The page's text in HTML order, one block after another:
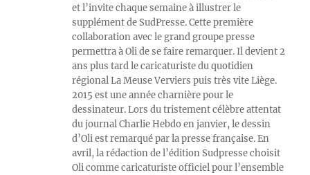
et l’invite chaque semaine à illustrer le
supplément de SudPresse. Cette première
collaboration avec le grand groupe presse
permettra à Oli de se faire remarquer. Il devient 2
ans plus tard le caricaturiste du quotidien
régional La Meuse Verviers puis très vite Liège.
2015 est une année charnière pour le
dessinateur. Lors du tristement célèbre attentat
du journal Charlie Hebdo en janvier, le dessin
d’Oli est remarqué par la presse française. En
avril, la rédaction de l’édition Sudpresse choisit
Oli comme caricaturiste officiel pour l’ensemble